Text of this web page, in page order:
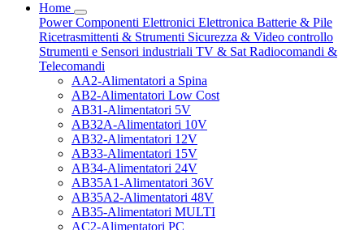
Home
PowerComponenti Elettronici Elettronica Batterie & Pile
Ricetrasmittenti & Strumenti Sicurezza & Video controllo
Strumenti e Sensori industriali TV & Sat Radiocomandi &
Telecomandi
AA2-Alimentatori a Spina
AB2-Alimentatori Low Cost
AB31-Alimentatori 5V
AB32A-Alimentatori 10V
AB32-Alimentatori 12V
AB33-Alimentatori 15V
AB34-Alimentatori 24V
AB35A1-Alimentatori 36V
AB35A2-Alimentatori 48V
AB35-Alimentatori MULTI
AC2-Alimentatori PC